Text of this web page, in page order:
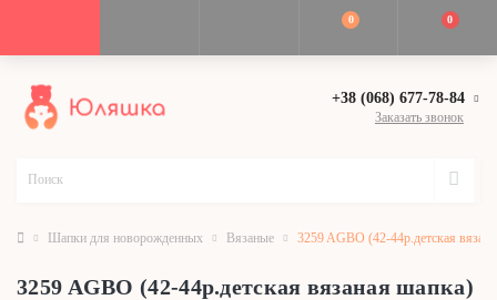
0 0
+38 (068) 677-78-84
Заказать звонок
Шапки для новорожденных Вязаные 3259 AGBO (42-44р.детская
3259 AGBO (42-44р.детская вязаная шапка)